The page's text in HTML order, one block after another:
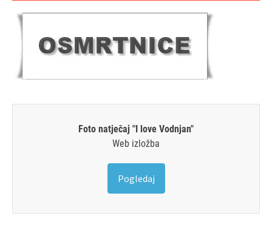
Foto natječaj "I love Vodnjan"
Web izložba
Pogledaj